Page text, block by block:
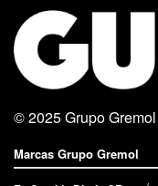
© 2025Grupo Gremol
Marcas Grupo Gremol